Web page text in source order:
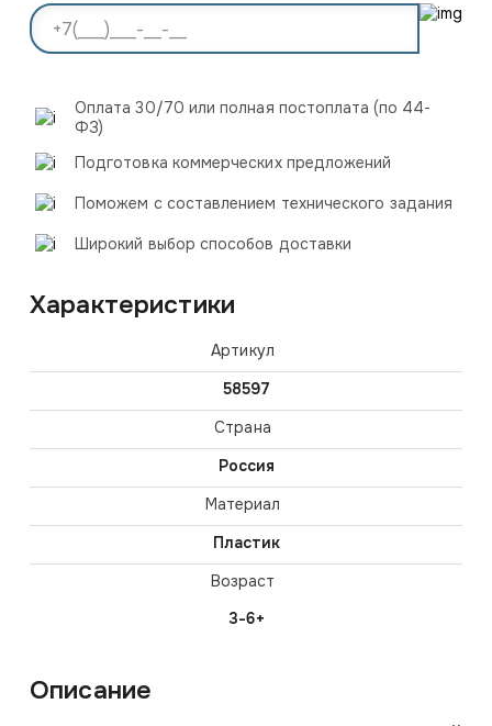
Оплата 30/70 или полная постоплата (по 44-
ФЗ)
Подготовка коммерческих предложений
Поможем с составлением технического задания
Широкий выбор способов доставки
Характеристики
Артикул
58597
Страна
Россия
Материал
Пластик
Возраст
3-6+
Описание